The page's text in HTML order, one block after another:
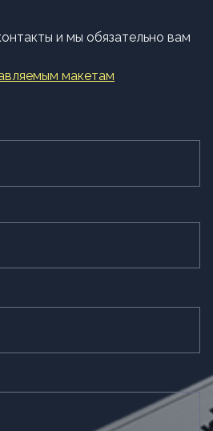
и мы обязательно вам
макетам